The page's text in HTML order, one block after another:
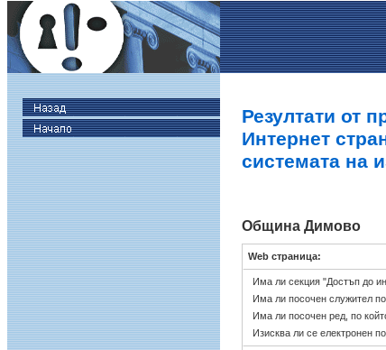
Резултати от
Интернет
системата на
Община Димово
Web страница:
Има ли секция "Достъп до
Има ли посочен служител
Има ли посочен ред, по
Изисква ли се електронен